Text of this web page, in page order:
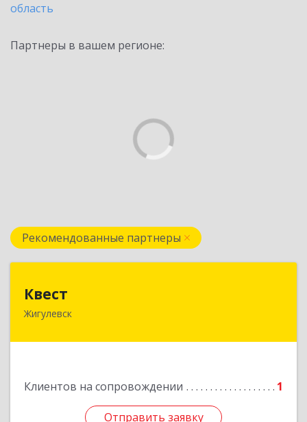
область
Партнеры в вашем регионе:
Рекомендованные партнеры
Квест
Жигулевск
Клиентов на сопровождении 1
Отправить заявку
445350, Самарская обл., Жигулевск, ул.Пушкина,
Отправить заявку